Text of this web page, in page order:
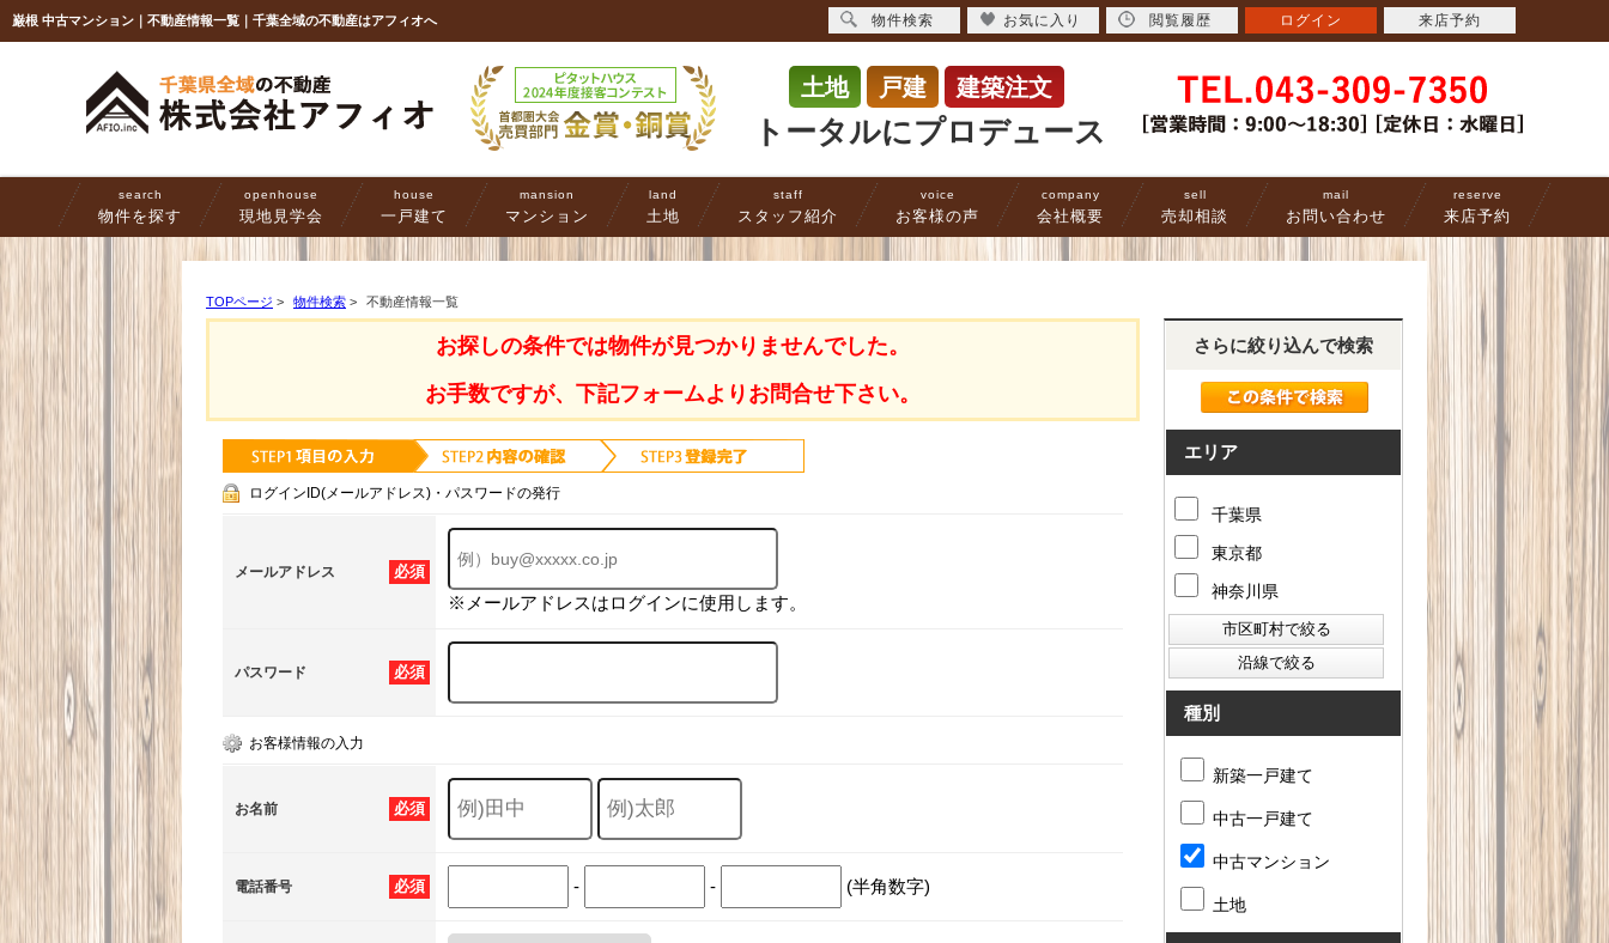
巌根 中古マンション｜不動産情報一覧｜千葉全域の不動産はアフィオへ
土地 戸建 建築注文
トータルにプロデュース
search
物件を探す
openhouse
現地見学会
house
一戸建て
mansion
マンション
land
土地
staff
スタッフ紹介
voice
お客様の声
company
会社概要
sell
売却相談
mail
お問い合わせ
reserve
来店予約
TOPページ > 物件検索 > 不動産情報一覧
お探しの条件では物件が見つかりませんでした。
お手数ですが、下記フォームよりお問合せ下さい。
ログインID(メールアドレス)・パスワードの発行
必須
メールアドレス
※メールアドレスはログインに使用します。
必須
パスワード
お客様情報の入力
必須
お名前
必須
電話番号 - - (半角数字)
さらに絞り込んで検索
エリア
千葉県
東京都
神奈川県
種別
新築一戸建て
中古一戸建て
中古マンション
土地
物件検索 お気に入り 閲覧履歴 ログイン 来店予約